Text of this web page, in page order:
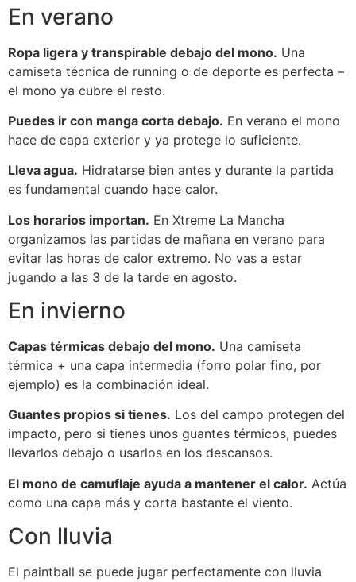
En verano
Ropa ligera y transpirable debajo del mono. Una
camiseta técnica de running o de deporte es perfecta –
el mono ya cubre el resto.
Puedes ir con manga corta debajo. En verano el mono
hace de capa exterior y ya protege lo suficiente.
Lleva agua. Hidratarse bien antes y durante la partida
es fundamental cuando hace calor.
Los horarios importan. En Xtreme La Mancha
organizamos las partidas de mañana en verano para
evitar las horas de calor extremo. No vas a estar
jugando a las 3 de la tarde en agosto.
En invierno
Capas térmicas debajo del mono. Una camiseta
térmica + una capa intermedia (forro polar fino, por
ejemplo) es la combinación ideal.
Guantes propios si tienes. Los del campo protegen del
impacto, pero si tienes unos guantes térmicos, puedes
llevarlos debajo o usarlos en los descansos.
El mono de camuflaje ayuda a mantener el calor. Actúa
como una capa más y corta bastante el viento.
Con lluvia
El paintball se puede jugar perfectamente con lluvia